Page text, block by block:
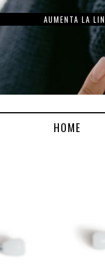
AUMENTA LA
HOME